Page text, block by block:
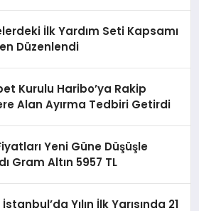
İlk Yardım Seti Kapsamı
Düzenlendi
Kurulu Haribo’ya Rakip
Alan Ayırma Tedbiri Getirdi
Yeni Güne Düşüşle
Gram Altın 5957 TL
Yılın İlk Yarısında 21